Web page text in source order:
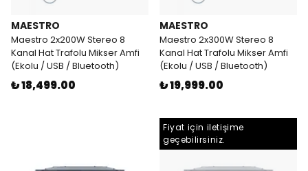
MAESTRO
Maestro 2x200W Stereo 8
Kanal Hat Trafolu Mikser Amfi
(Ekolu / USB / Bluetooth)
₺ 18,499.00
MAESTRO
Maestro 2x300W Stereo 8
Kanal Hat Trafolu Mikser Amfi
(Ekolu / USB / Bluetooth)
₺ 19,999.00
Fiyat için iletişime
geçebilirsiniz.